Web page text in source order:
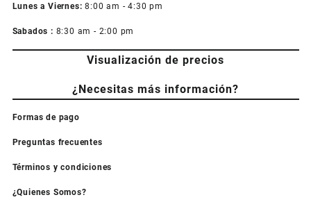
Lunes a Viernes: 8:00 am - 4:30 pm
Sabados : 8:30 am - 2:00 pm
Visualización de precios
¿Necesitas más información?
Formas de pago
Preguntas frecuentes
Términos y condiciones
¿Quienes Somos?